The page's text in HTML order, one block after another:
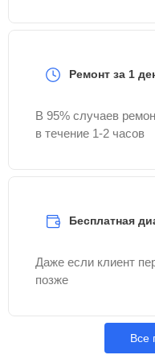
Ремонт за 1
В 95% случаев
в течение 1-2 часов
Бесплатная
Даже если клиент
позже
Все